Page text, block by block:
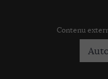
Contenu